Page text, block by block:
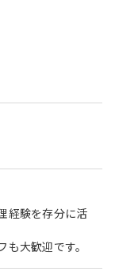
経験を存分に活
大歓迎です。